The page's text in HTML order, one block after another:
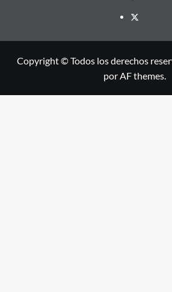
X
Copyright © Todos los derechos
por AF themes.